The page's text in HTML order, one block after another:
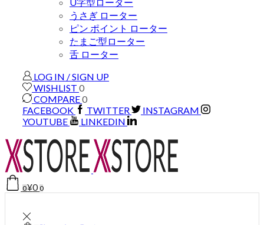
うさぎ ローター
ピン ポイント ローター
たまご型ローター
舌 ローター
LOG IN / SIGN UP
WISHLIST 0
COMPARE0
FACEBOOK
TWITTER
INSTAGRAM
YOUTUBE
LINKEDIN
0¥0 0